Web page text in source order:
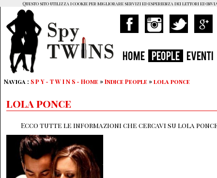
HOME PEOPLE EVENTI
Naviga : S P Y - T W I N S - Home »Indice People »lola ponce
lola ponce
Ecco tutte le informazioni che cercavi su lola
Questo sito utilizza i cookie per migliorare servizi ed esperienza dei lettori ed